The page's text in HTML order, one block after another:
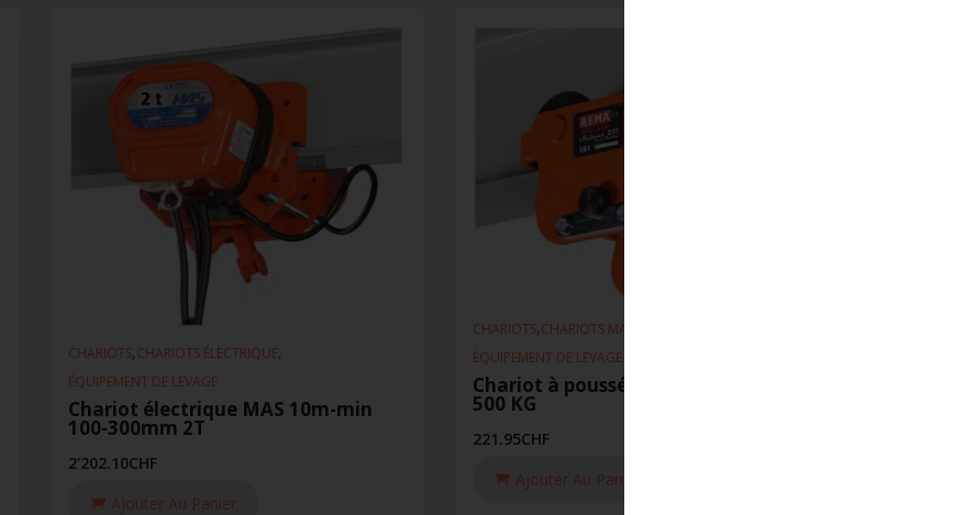
CHARIOTS,CHARIOTS ÉLECTRIQUE,
ÉQUIPEMENT DE LEVAGE
Chariot électrique MAS 10m-min
100-300mm 2T
2'202.10CHF
Ajouter Au Panier
CHARIOTS,CHARIOTS MANUEL
ÉQUIPEMENT DE LEVAGE
Chariot à poussée 211 50-135mm
500 KG
221.95CHF
Ajouter Au Panier